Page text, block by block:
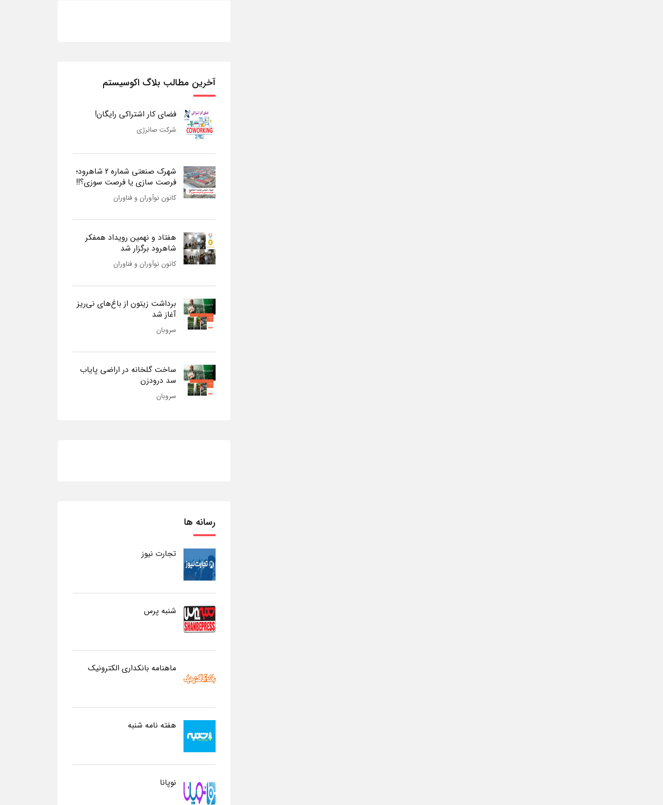
آخرین مطالب بلاگ اکوسیستم
فضای کار اشتراکی رایگان!
شرکت صانرژی
شهرک صنعتی شماره 2 شاهرود؛
فرصت سازی یا فرصت سوزی؟!!
کانون نوآوران و فناوران
هفتاد و نهمین رویداد همفکر
شاهرود برگزار شد
کانون نوآوران و فناوران
برداشت زیتون از باغ‌های نی‌ریز
آغاز شد
سروبان
ساخت گلخانه در اراضی پایاب
سد درودزن
سروبان
رسانه ها
تجارت نیوز
شنبه پرس
ماهنامه بانکداری الکترونیک
هفته نامه شنبه
نوپانا